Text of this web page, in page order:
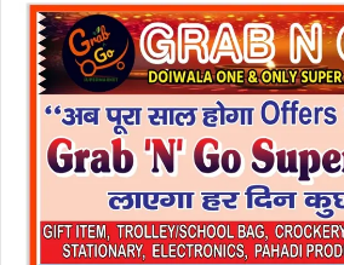
a
e
m
a
i